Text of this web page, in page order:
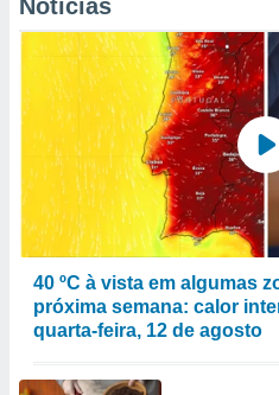
Notícias
40 ºC à vista em algumas
próxima semana: calor
quarta-feira, 12 de agosto